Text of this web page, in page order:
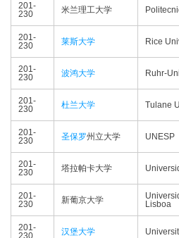
201-
230
米兰理工大学
201-
230
莱斯大学 Rice
201-
230
波鸿大学 Ruhr-
201-
230
杜兰大学 Tulane
201-
230
圣保罗州立大学 UNESP
201-
230
塔拉帕卡大学
201-
230
新葡京大学
Lisboa
201-
230
汉堡大学